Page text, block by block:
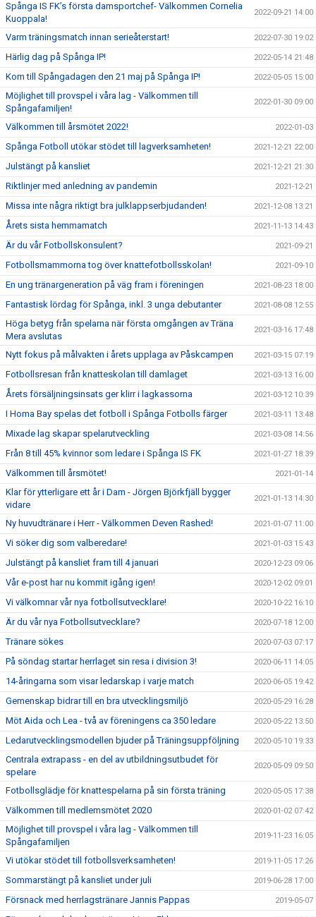
Spånga IS FK’s första damsportchef- Välkommen Cornelia
Kuoppala!
2022-09-21 14:00
Varm träningsmatch innan serieåterstart! 2022-07-30 19:02
Härlig dag på Spånga IP! 2022-05-14 21:48
Kom till Spångadagen den 21 maj på Spånga IP! 2022-05-05 15:00
Möjlighet till provspel i våra lag - Välkommen till
Spångafamiljen!
2022-01-30 09:00
Välkommen till årsmötet 2022! 2022-01-03
Spånga Fotboll utökar stödet till lagverksamheten! 2021-12-21 22:00
Julstängt på kansliet 2021-12-21 21:30
Riktlinjer med anledning av pandemin 2021-12-21
Missa inte några riktigt bra julklappserbjudanden! 2021-12-08 13:21
Årets sista hemmamatch 2021-11-13 14:43
Är du vår Fotbollskonsulent? 2021-09-21
Fotbollsmammorna tog över knattefotbollsskolan! 2021-09-10
En ung tränargeneration på väg fram i föreningen 2021-08-23 18:00
Fantastisk lördag för Spånga, inkl. 3 unga debutanter 2021-08-08 12:55
Höga betyg från spelarna när första omgången av Träna
Mera avslutas
2021-03-16 17:48
Nytt fokus på målvakten i årets upplaga av Påskcampen 2021-03-15 07:19
Fotbollsresan från knatteskolan till damlaget 2021-03-13 16:00
Årets försäljningsinsats ger klirr i lagkassorna 2021-03-12 10:39
I Homa Bay spelas det fotboll i Spånga Fotbolls färger 2021-03-11 13:48
Mixade lag skapar spelarutveckling 2021-03-08 14:56
Från 8 till 45% kvinnor som ledare i Spånga IS FK 2021-01-27 18:39
Välkommen till årsmötet! 2021-01-14
Klar för ytterligare ett år i Dam - Jörgen Björkfjäll bygger
vidare
2021-01-13 14:30
Ny huvudtränare i Herr - Välkommen Deven Rashed! 2021-01-07 11:00
Vi söker dig som valberedare! 2021-01-03 15:43
Julstängt på kansliet fram till 4 januari 2020-12-23 09:06
Vår e-post har nu kommit igång igen! 2020-12-02 09:01
Vi välkomnar vår nya fotbollsutvecklare! 2020-10-22 16:10
Är du vår nya Fotbollsutvecklare? 2020-07-18 12:00
Tränare sökes 2020-07-03 07:17
På söndag startar herrlaget sin resa i division 3! 2020-06-11 14:05
14-åringarna som visar ledarskap i varje match 2020-06-05 19:42
Gemenskap bidrar till en bra utvecklingsmiljö 2020-05-29 16:28
Möt Aida och Lea - två av föreningens ca 350 ledare 2020-05-22 13:50
Ledarutvecklingsmodellen bjuder på Träningsuppföljning 2020-05-10 19:33
Centrala extrapass - en del av utbildningsutbudet för
spelare
2020-05-09 09:50
Fotbollsglädje för knattespelarna på sin första träning 2020-05-05 17:38
Välkommen till medlemsmötet 2020 2020-01-02 07:42
Möjlighet till provspel i våra lag - Välkommen till
Spångafamiljen
2019-11-23 16:05
Vi utökar stödet till fotbollsverksamheten! 2019-11-05 17:26
Sommarstängt på kansliet under juli 2019-06-28 17:00
Försnack med herrlagstränare Jannis Pappas 2019-05-07